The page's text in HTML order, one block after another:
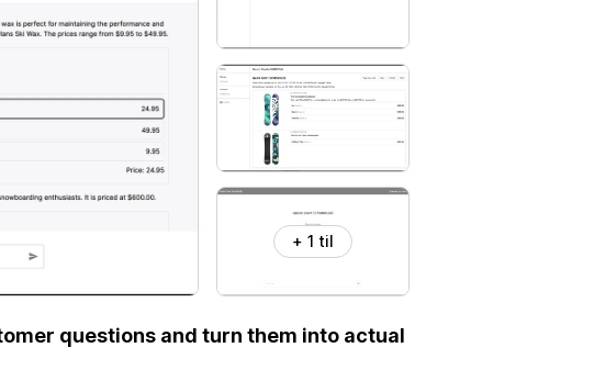
+ 1 til
questions and turn them into actual